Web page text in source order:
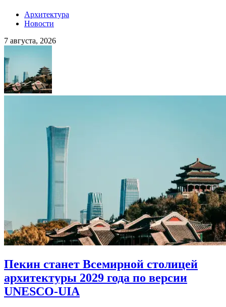
Архитектура
Новости
7 августа, 2026
Пекин станет Всемирной столицей
архитектуры 2029 года по версии
UNESCO-UIA